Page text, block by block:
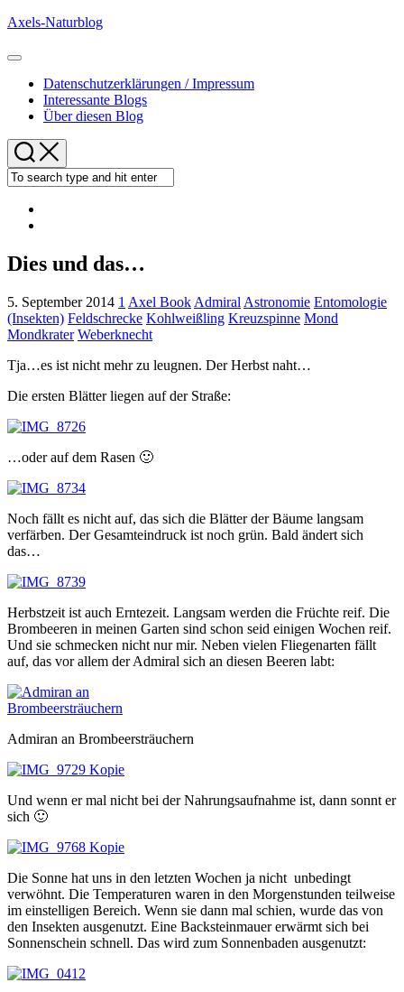
Skip
content
Axels-Naturblog
Expand
Datenschutzerklärungen / Impressum
Interessante Blogs
Über diesen Blog
Dies und das…
5. September 2014 1 Axel Book Admiral Astronomie Entomologie
(Insekten) Feldschrecke Kohlweißling Kreuzspinne Mond
Mondkrater Weberknecht
Tja…es ist nicht mehr zu leugnen. Der Herbst naht…
Die ersten Blätter liegen auf der Straße:
…oder auf dem Rasen 🙂
Noch fällt es nicht auf, das sich die Blätter der Bäume langsam
verfärben. Der Gesamteindruck ist noch grün. Bald ändert sich
das…
Herbstzeit ist auch Erntezeit. Langsam werden die Früchte reif. Die
Brombeeren in meinen Garten sind schon seid einigen Wochen reif.
Und sie schmecken nicht nur mir. Neben vielen Fliegenarten fällt
auf, das vor allem der Admiral sich an diesen Beeren labt:
Admiran an Brombeersträuchern
Und wenn er mal nicht bei der Nahrungsaufnahme ist, dann sonnt er
sich 🙂
Die Sonne hat uns in den letzten Wochen ja nicht unbedingt
verwöhnt. Die Temperaturen waren in den Morgenstunden teilweise
im einstelligen Bereich. Wenn sie dann mal schien, wurde das von
den Insekten ausgenutzt. Eine Backsteinmauer erwärmt sich bei
Sonnenschein schnell. Das wird zum Sonnenbaden ausgenutzt: